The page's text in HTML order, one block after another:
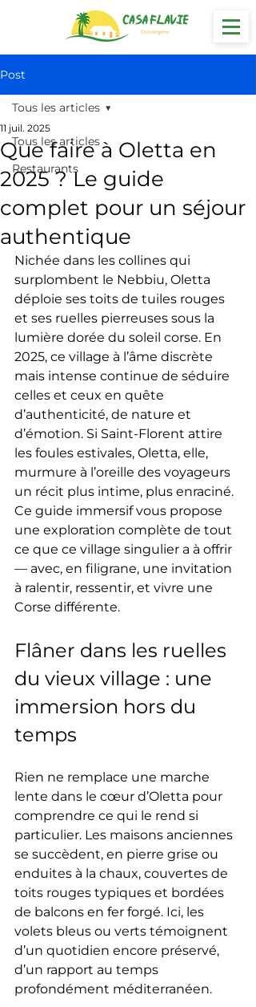
Post
Tous les articles
Restaurants
Tous les articles
Que faire à Oletta en
2025 ? Le guide
complet pour un séjour
authentique
11 juil. 2025
Nichée dans les collines qui
surplombent le Nebbiu, Oletta
déploie ses toits de tuiles rouges
et ses ruelles pierreuses sous la
lumière dorée du soleil corse. En
2025, ce village à l’âme discrète
mais intense continue de séduire
celles et ceux en quête
d’authenticité, de nature et
d’émotion. Si Saint-Florent attire
les foules estivales, Oletta, elle,
murmure à l’oreille des voyageurs
un récit plus intime, plus enraciné.
Ce guide immersif vous propose
une exploration complète de tout
ce que ce village singulier a à offrir
— avec, en filigrane, une invitation
à ralentir, ressentir, et vivre une
Corse différente.
Flâner dans les ruelles
du vieux village : une
immersion hors du
temps
Rien ne remplace une marche
lente dans le cœur d’Oletta pour
comprendre ce qui le rend si
particulier. Les maisons anciennes
se succèdent, en pierre grise ou
enduites à la chaux, couvertes de
toits rouges typiques et bordées
de balcons en fer forgé. Ici, les
volets bleus ou verts témoignent
d’un quotidien encore préservé,
d’un rapport au temps
profondément méditerranéen.